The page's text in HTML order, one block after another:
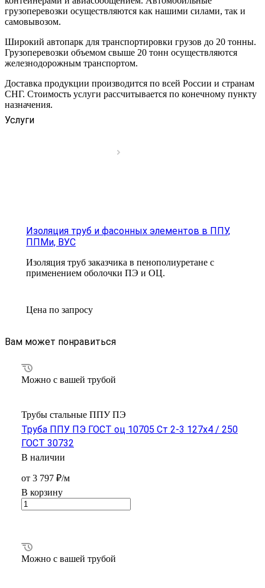
грузоперевозки осуществляются как нашими силами, так и
самовывозом.
Широкий автопарк для транспортировки грузов до 20 тонны.
Грузоперевозки объемом свыше 20 тонн осуществляются
железнодорожным транспортом.
Доставка продукции производится по всей России и странам
СНГ. Стоимость услуги рассчитывается по конечному пункту
назначения.
Услуги
Изоляция труб и фасонных элементов в ППУ,
ППМи, ВУС
Изоляция труб заказчика в пенополиуретане с
применением оболочки ПЭ и ОЦ.
Цена по запросу
Вам может понравиться
Можно с вашей трубой
Трубы стальные ППУ ПЭ
Труба ППУ ПЭ ГОСТ оц 10705 Ст 2-3 127x4 / 250
ГОСТ 30732
В наличии
от 3 797 ₽/м
В корзину
Можно с вашей трубой